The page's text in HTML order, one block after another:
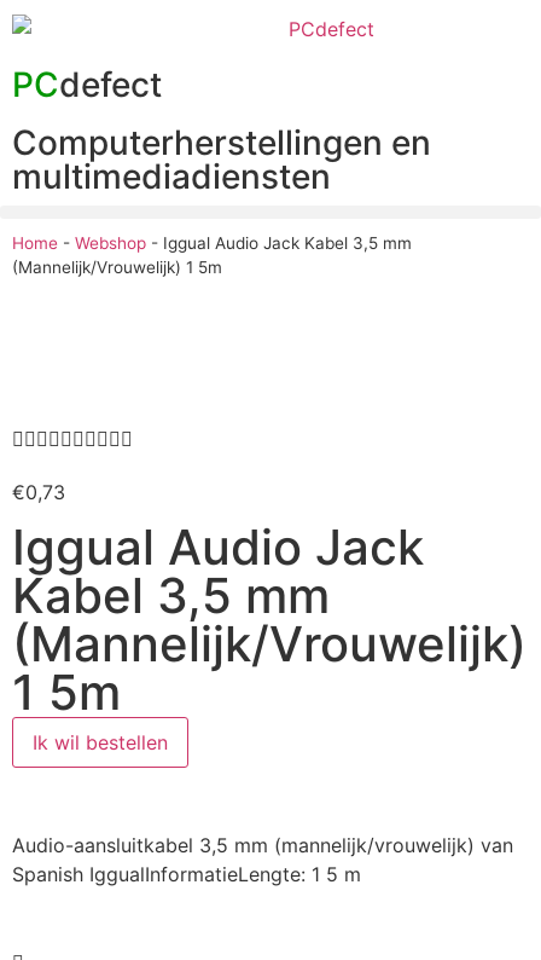
PCdefect
Computerherstellingen en
multimediadiensten
Home - Webshop - Iggual Audio Jack Kabel 3,5 mm
(Mannelijk/Vrouwelijk) 1 5m

€0,73
Iggual Audio Jack
Kabel 3,5 mm
(Mannelijk/Vrouwelijk)
1 5m
Ik wil bestellen
Audio-aansluitkabel 3,5 mm (mannelijk/vrouwelijk) van
Spanish IggualInformatieLengte: 1 5 m